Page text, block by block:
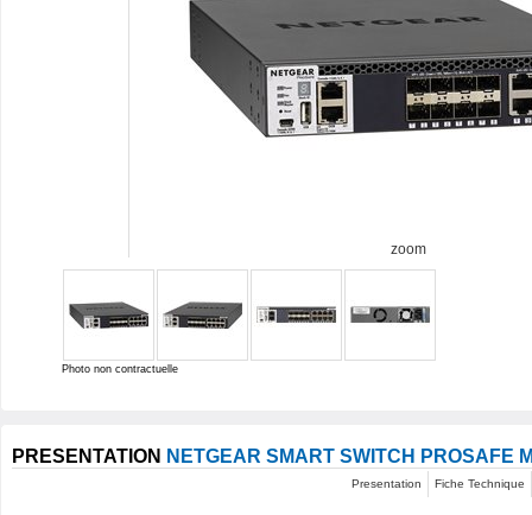
zoom
Photo non contractuelle
PRESENTATION NETGEAR SMART SWITCH PROSAFE
Presentation Fiche Technique